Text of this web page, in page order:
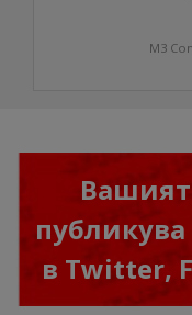
M3
публикува
в Twitter,